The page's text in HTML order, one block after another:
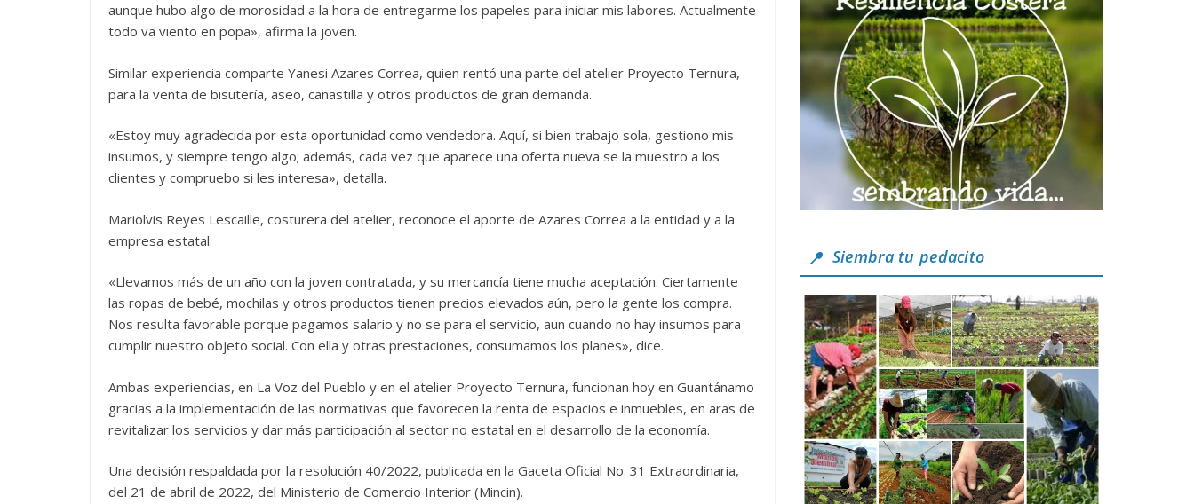
aunque hubo algo de morosidad a la hora de entregarme los papeles para iniciar mis labores. Actualmente
todo va viento en popa», afirma la joven.
Similar experiencia comparte Yanesi Azares Correa, quien rentó una parte del atelier Proyecto Ternura,
para la venta de bisutería, aseo, canastilla y otros productos de gran demanda.
«Estoy muy agradecida por esta oportunidad como vendedora. Aquí, si bien trabajo sola, gestiono mis
insumos, y siempre tengo algo; además, cada vez que aparece una oferta nueva se la muestro a los
clientes y compruebo si les interesa», detalla.
Mariolvis Reyes Lescaille, costurera del atelier, reconoce el aporte de Azares Correa a la entidad y a la
empresa estatal.
«Llevamos más de un año con la joven contratada, y su mercancía tiene mucha aceptación. Ciertamente
las ropas de bebé, mochilas y otros productos tienen precios elevados aún, pero la gente los compra.
Nos resulta favorable porque pagamos salario y no se para el servicio, aun cuando no hay insumos para
cumplir nuestro objeto social. Con ella y otras prestaciones, consumamos los planes», dice.
Ambas experiencias, en La Voz del Pueblo y en el atelier Proyecto Ternura, funcionan hoy en Guantánamo
gracias a la implementación de las normativas que favorecen la renta de espacios e inmuebles, en aras de
revitalizar los servicios y dar más participación al sector no estatal en el desarrollo de la economía.
Una decisión respaldada por la resolución 40/2022, publicada en la Gaceta Oficial No. 31 Extraordinaria,
del 21 de abril de 2022, del Ministerio de Comercio Interior (Mincin).
Siembra tu pedacito